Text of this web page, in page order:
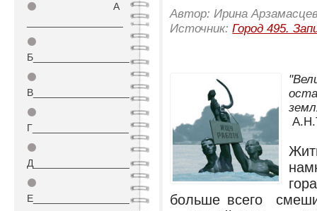
⚫
А
⚫
Б_________________
⚫
В_________________
⚫
Г_________________
⚫
Д_________________
⚫
Е_________________
Автор: Ирина
Источник:Город 495.
больше всего